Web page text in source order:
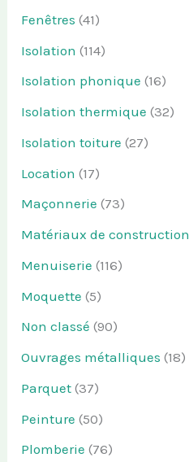
Fenêtres (41)
Isolation (114)
Isolation phonique (16)
Isolation thermique (32)
Isolation toiture (27)
Location (17)
Maçonnerie (73)
Matériaux de construction
Menuiserie (116)
Moquette (5)
Non classé (90)
Ouvrages métalliques (18)
Parquet (37)
Peinture (50)
Plomberie (76)